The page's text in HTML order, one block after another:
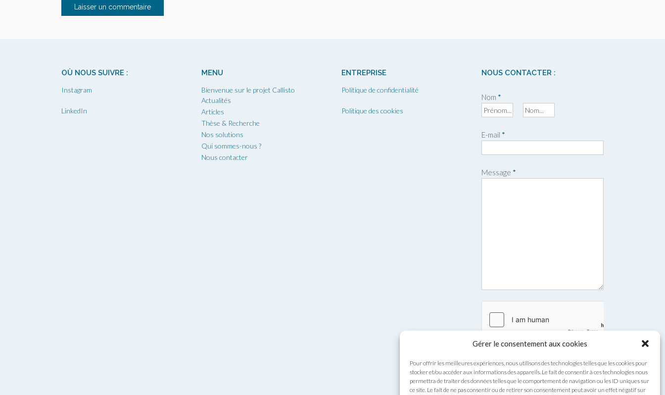
Gérer le consentement aux cookies
Pour offrir les meilleures expériences, nous utilisons des technologies telles que les cookies pour
stocker et/ou accéder aux informations des appareils. Le fait de consentir à ces technologies nous
permettra de traiter des données telles que le comportement de navigation ou les ID uniques sur
ce site. Le fait de ne pas consentir ou de retirer son consentement peut avoir un effet négatif sur
OÙ NOUS SUIVRE :
Instagram
LinkedIn
MENU
Bienvenue sur le projet Callisto
Actualités
Articles
Thèse & Recherche
Nos solutions
Qui sommes-nous ?
Nous contacter
ENTREPRISE
Politique de confidentialité
Politique des cookies
NOUS CONTACTER :
Nom *
é
E-mail *
Message *
Envoyer